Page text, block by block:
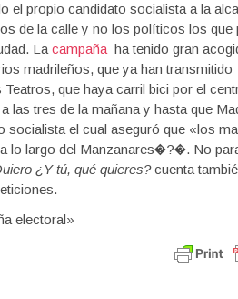
el propio candidato socialista a la
de la calle y no los políticos los que
La campaña ha tenido gran
madrileños, que ya han transmitido
que haya carril bici por el
las tres de la mañana y hasta que
socialista el cual aseguró que «los
lo largo del Manzanares�?�. No
¿Y tú, qué quieres?cuenta
peticiones.
electoral»